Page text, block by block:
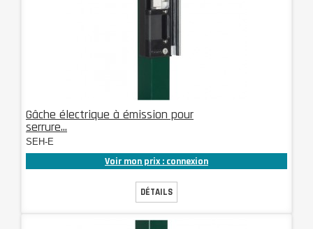
Gâche électrique à émission pour
serrure...
SEH-E
Voir mon prix : connexion
DÉTAILS